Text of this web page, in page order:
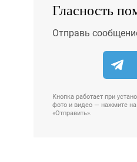
Гласность
Отправь
Кнопка работает при
фото и видео — нажмите на
«Отправить».